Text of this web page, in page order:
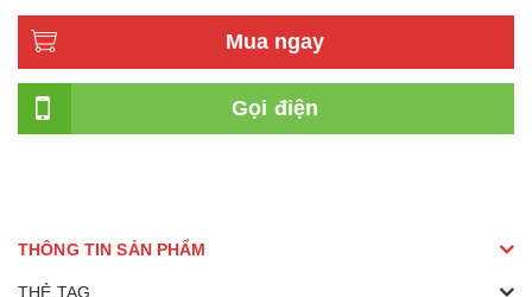
Mua ngay
Gọi điện
THÔNG TIN SẢN PHẨM
THẺ TAG